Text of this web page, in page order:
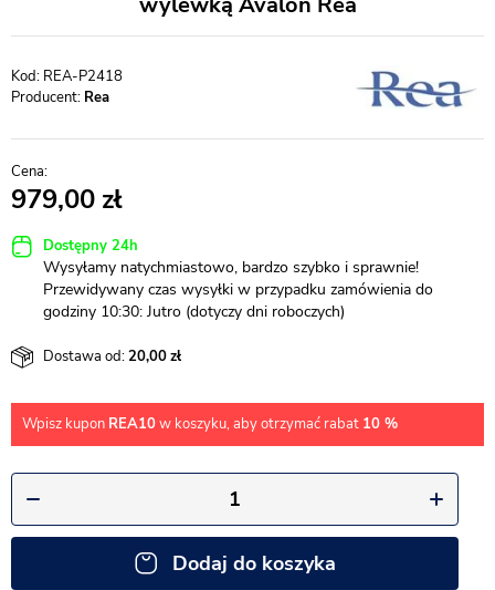
REA-P2418
Producent: Rea
979,00
Dostępny 24h
Wysyłamy natychmiastowo, bardzo szybko i sprawnie!
Przewidywany czas wysyłki w przypadku zamówienia do
godziny 10:30: Jutro (dotyczy dni roboczych)
Dostawa od:20,00
Wpisz kupon REA10w koszyku, aby otrzymać rabat 10 %
Dodaj do koszyka